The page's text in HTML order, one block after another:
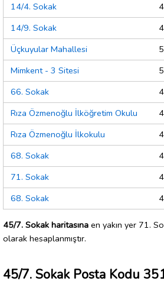
14/4. Sokak
14/9. Sokak
Üçkuyular Mahallesi
Mimkent - 3 Sitesi
66. Sokak
Rıza Özmenoğlu İlköğretim Okulu
Rıza Özmenoğlu İlkokulu
68. Sokak
71. Sokak
68. Sokak
45/7. Sokak haritasına en yakın yer 71.
olarak hesaplanmıştır.
45/7. Sokak Posta Kodu